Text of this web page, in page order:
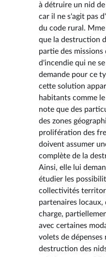
à détruire un nid
car il ne s'agit pas
du code rural.
que la destruction
partie des missions
d'incendie qui ne
demande pour ce
cette solution
habitants comme
note que des
des zones
prolifération des
doivent assumer
complète de la
Ainsi, elle lui
étudier les
collectivités
partenaires locaux,
charge,
avec certaines
volets de dépenses
destruction des